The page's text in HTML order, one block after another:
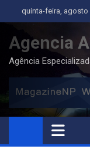
to
content
quinta-feira, agosto
Agencia
Agência